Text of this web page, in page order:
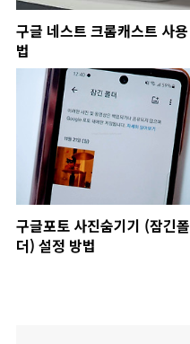
구글 네스트 크롬캐스트 사용
법
구글포토 사진숨기기 (잠긴폴
더) 설정 방법